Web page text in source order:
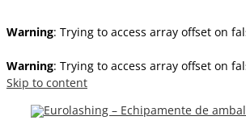
Warning: Trying to access array offset on
Warning: Trying to access array offset on
Skip to content